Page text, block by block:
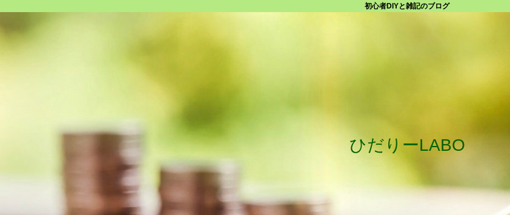
初心者DIYと雑記のブログ
ひだりーLABO